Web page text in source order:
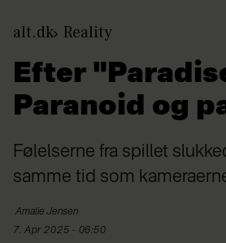
alt.dk Reality
Efter
Paranoid og
Følelserne fra spillet
samme tid som
Amalie Jensen
7. Apr 2025 - 06:50